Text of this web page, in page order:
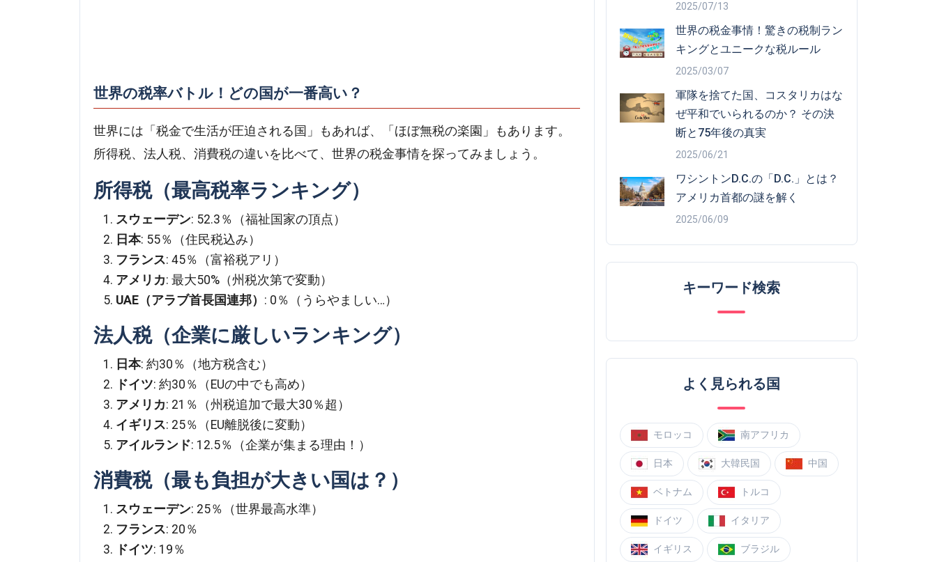
世界の税率バトル！どの国が一番高い？
世界には「税金で生活が圧迫される国」もあれば、「ほぼ無税の楽園」もあります。
所得税、法人税、消費税の違いを比べて、世界の税金事情を探ってみましょう。
所得税（最高税率ランキング）
スウェーデン: 52.3％（福祉国家の頂点）
日本: 55％（住民税込み）
フランス: 45％（富裕税アリ）
アメリカ: 最大50%（州税次第で変動）
UAE（アラブ首長国連邦） : 0％（うらやましい…）
法人税（企業に厳しいランキング）
日本: 約30％（地方税含む）
ドイツ: 約30％（EUの中でも高め）
アメリカ: 21％（州税追加で最大30％超）
イギリス: 25％（EU離脱後に変動）
アイルランド: 12.5％（企業が集まる理由！）
消費税（最も負担が大きい国は？）
スウェーデン: 25％（世界最高水準）
フランス: 20％
ドイツ: 19％
2025/07/13
世界の税金事情！驚きの税制ラン
キングとユニークな税ルール
2025/03/07
軍隊を捨てた国、コスタリカはな
ぜ平和でいられるのか？ その決
断と75年後の真実
2025/06/21
ワシントンD.C.の「D.C.」とは？
アメリカ首都の謎を解く
2025/06/09
キーワード検索
よく見られる国
モロッコ 南アフリカ
日本 大韓民国 中国
ベトナム トルコ
ドイツ イタリア
イギリス ブラジル